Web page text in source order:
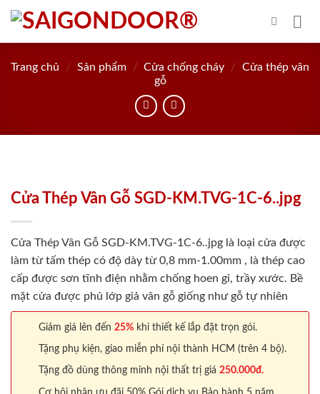
Skip
content
Trang chủ / Sản phẩm / Cửa chống cháy /
Cửa thép vân
gỗ
Cửa Thép Vân Gỗ SGD-KM.TVG-1C-6..jpg
Cửa Thép Vân Gỗ SGD-KM.TVG-1C-6..jpg là loại cửa được
làm từ tấm thép có độ dày từ 0,8 mm-1.00mm , là thép cao
cấp được sơn tĩnh điện nhằm chống hoen gỉ, trầy xước. Bề
mặt cửa được phủ lớp giả vân gỗ giống như gỗ tự nhiên
Giảm giá lên đến 25% khi thiết kế lắp đặt trọn gói.
Tặng phụ kiện, giao miễn phí nội thành HCM (trên 4 bộ).
Tặng đồ dùng thông minh nội thất trị giá 250.000đ.